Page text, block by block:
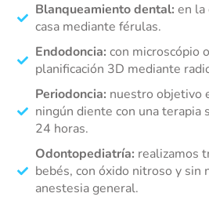
Blanqueamiento dental: en la
casa mediante férulas.
Endodoncia: con microscópio
planificación 3D mediante
Periodoncia: nuestro objetivo
ningún diente con una terapia
24 horas.
Odontopediatría: realizamos
bebés, con óxido nitroso y sin
anestesia general.